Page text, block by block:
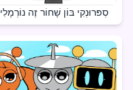
סְפּרוּנְקִי בּוֹן שָׁחוֹר זֶה נוֹרְמָלִי